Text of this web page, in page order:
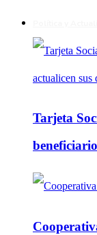
Tarjeta